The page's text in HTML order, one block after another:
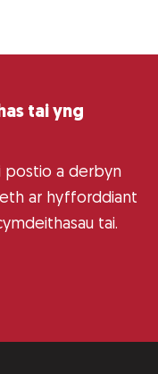
tai yng
postio a derbyn
ar hyfforddiant
tai.